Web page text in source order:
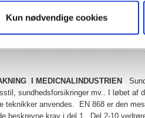
Kun nødvendige cookies
I MEDICNALINDUSTRIEN
sundhedsforsikringer mv.. I løbet af
teknikker anvendes. EN 868 er den
beskrevne krav i del 1. Del 2-10